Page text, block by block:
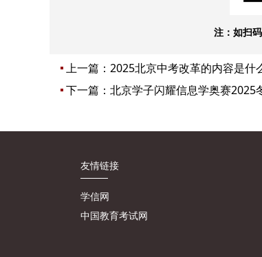
注：如扫
上一篇： 2025北京中考改革的内容是什
下一篇： 北京学子闪耀信息学奥赛2025
友情链接
学信网
中国教育考试网